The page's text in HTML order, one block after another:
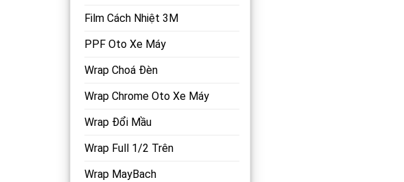
Film Cách Nhiệt 3M
PPF Oto Xe Máy
Wrap Choá Đèn
Wrap Chrome Oto Xe Máy
Wrap Đổi Mầu
Wrap Full 1/2 Trên
Wrap MayBach